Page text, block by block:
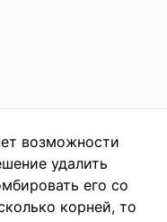
возможности
удалить
его со
корней, то